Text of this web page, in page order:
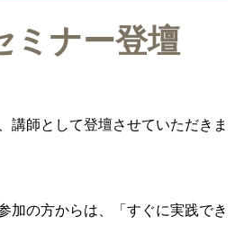
ミナー登壇
講師として登壇させていただきま
加の方からは、「すぐに実践でき